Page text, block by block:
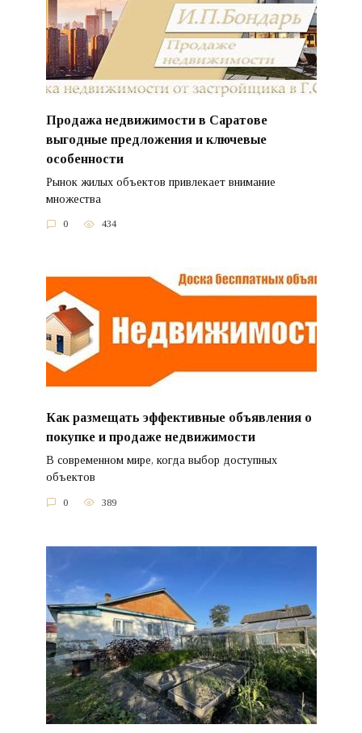
Продажа недвижимости в Саратове
выгодные предложения и ключевые
особенности
Рынок жилых объектов привлекает внимание
множества
0 434
Как размещать эффективные объявления о
покупке и продаже недвижимости
В современном мире, когда выбор доступных
объектов
0 389